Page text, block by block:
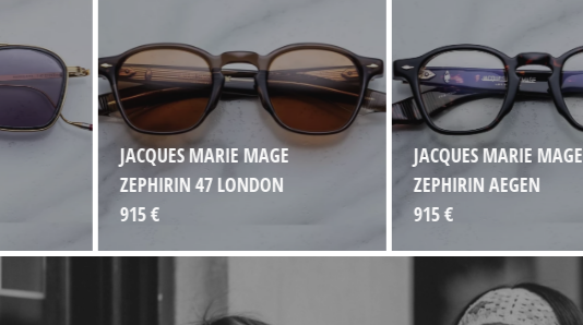
JACQUES MARIE MAGE
ZEPHIRIN 47 LONDON
915 €
JACQUES MARIE MAGE
ZEPHIRIN AEGEN
915 €